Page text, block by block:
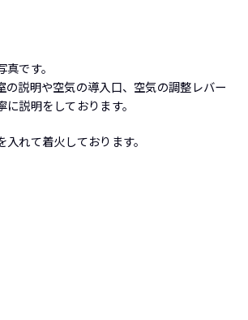
です。
の説明や空気の導入口、空気の調整レバー
説明をしております。
れて着火しております。